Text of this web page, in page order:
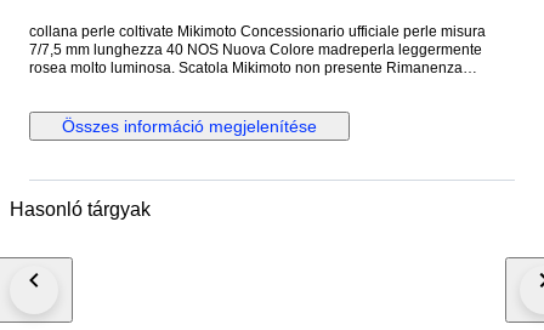
collana perle coltivate Mikimoto Concessionario ufficiale perle misura
7/7,5 mm lunghezza 40 NOS Nuova Colore madreperla leggermente
rosea molto luminosa. Scatola Mikimoto non presente Rimanenza
Összes információ megjelenítése
Hasonló tárgyak